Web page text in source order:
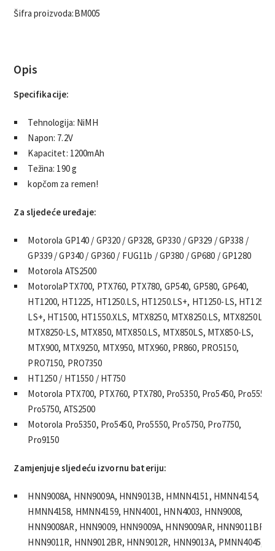
Šifra proizvoda:BM005
Opis
Specifikacije:
Tehnologija: NiMH
Napon: 7.2V
Kapacitet: 1200mAh
Težina: 190 g
kopčom za remen!
Za sljedeće uređaje:
Motorola GP140 / GP320 / GP328, GP330 / GP329 / GP338 /
GP339 / GP340 / GP360 / FUG11b / GP380 / GP680 / GP1280
Motorola ATS2500
MotorolaPTX700, PTX760, PTX780, GP540, GP580, GP640,
HT1200, HT1225, HT1250.LS, HT1250.LS+, HT1250-LS, HT1250-
LS+, HT1500, HT1550.XLS, MTX8250, MTX8250.LS, MTX8250LS,
MTX8250-LS, MTX850, MTX850.LS, MTX850LS, MTX850-LS,
MTX900, MTX9250, MTX950, MTX960, PR860, PRO5150,
PRO7150, PRO7350
HT1250 / HT1550 / HT750
Motorola PTX700, PTX760, PTX780, Pro5350, Pro5450, Pro5550,
Pro5750, ATS2500
Motorola Pro5350, Pro5450, Pro5550, Pro5750, Pro7750,
Pro9150
Zamjenjuje sljedeću izvornu bateriju:
HNN9008A, HNN9009A, HNN9013B, HMNN4151, HMNN4154,
HMNN4158, HMNN4159, HNN4001, HNN4003, HNN9008,
HNN9008AR, HNN9009, HNN9009A, HNN9009AR, HNN9011BR,
HNN9011R, HNN9012BR, HNN9012R, HNN9013A, PMNN4045,